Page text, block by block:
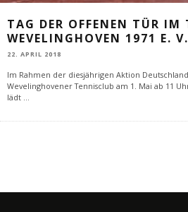
TAG DER OFFENEN TÜR IM
EVELINGHOVEN 1971 E. V.
22. APRIL 2018
Im Rahmen der diesjährigen Aktion
Wevelinghovener Tennisclub am 1. Mai ab 11
lädt ...